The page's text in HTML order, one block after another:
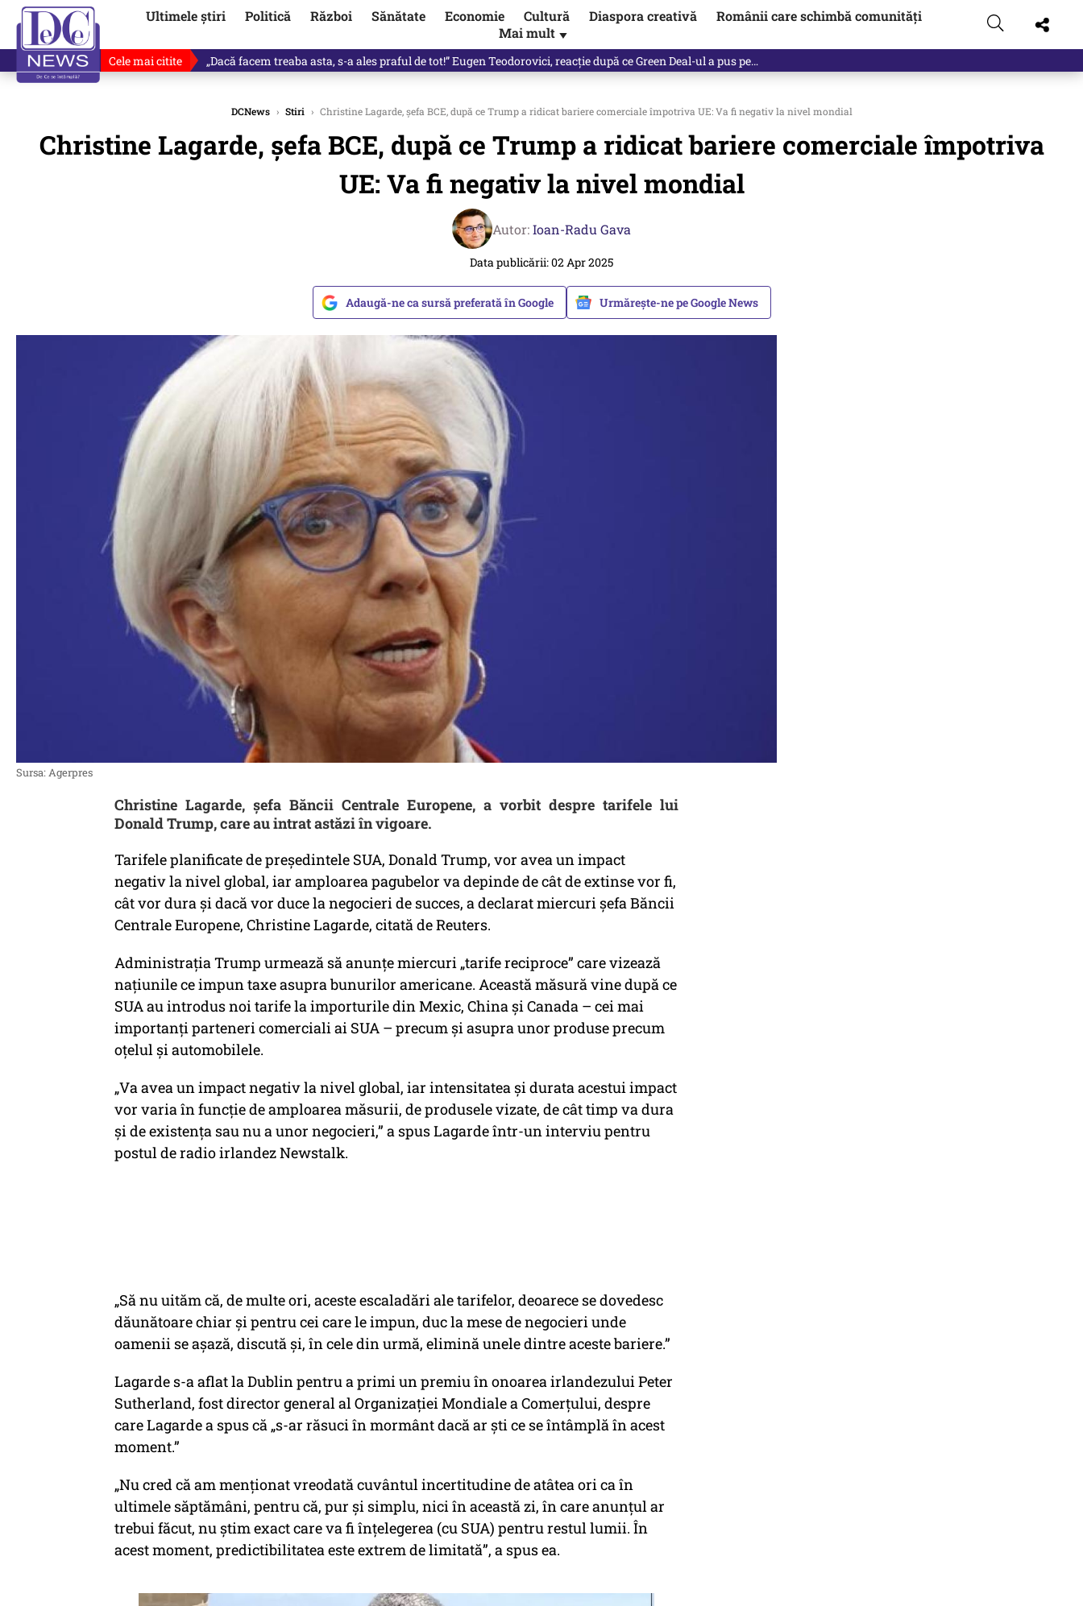
Ultimele știri Politică Război Sănătate Economie Cultură Diaspora creativă
Românii care schimbă comunități
Mai mult ▼
Cele mai citite Victor Ponta, anunț despre noul partid și viitorul său politic / video
DCNews › Stiri › Christine Lagarde, șefa BCE, după ce Trump a ridicat bariere comerciale împotriva UE: Va fi negativ la nivel mondial
Christine Lagarde, șefa BCE, după ce Trump a ridicat bariere comerciale împotriva
UE: Va fi negativ la nivel mondial
Autor:Ioan-Radu Gava
Data publicării: 02 Apr 2025
Adaugă-ne ca sursă preferată în Google Urmărește-ne pe Google News
Sursa: Agerpres
Christine Lagarde, șefa Băncii Centrale Europene, a vorbit despre tarifele lui
Donald Trump, care au intrat astăzi în vigoare.
Tarifele planificate de președintele SUA, Donald Trump, vor avea un impact
negativ la nivel global, iar amploarea pagubelor va depinde de cât de extinse vor fi,
cât vor dura și dacă vor duce la negocieri de succes, a declarat miercuri șefa Băncii
Centrale Europene, Christine Lagarde, citată de Reuters.
Administrația Trump urmează să anunțe miercuri „tarife reciproce” care vizează
națiunile ce impun taxe asupra bunurilor americane. Această măsură vine după ce
SUA au introdus noi tarife la importurile din Mexic, China și Canada – cei mai
importanți parteneri comerciali ai SUA – precum și asupra unor produse precum
oțelul și automobilele.
„Va avea un impact negativ la nivel global, iar intensitatea și durata acestui impact
vor varia în funcție de amploarea măsurii, de produsele vizate, de cât timp va dura
și de existența sau nu a unor negocieri,” a spus Lagarde într-un interviu pentru
postul de radio irlandez Newstalk.
„Să nu uităm că, de multe ori, aceste escaladări ale tarifelor, deoarece se dovedesc
dăunătoare chiar și pentru cei care le impun, duc la mese de negocieri unde
oamenii se așază, discută și, în cele din urmă, elimină unele dintre aceste bariere.”
Lagarde s-a aflat la Dublin pentru a primi un premiu în onoarea irlandezului Peter
Sutherland, fost director general al Organizației Mondiale a Comerțului, despre
care Lagarde a spus că „s-ar răsuci în mormânt dacă ar ști ce se întâmplă în acest
moment.”
„Nu cred că am menționat vreodată cuvântul incertitudine de atâtea ori ca în
ultimele săptămâni, pentru că, pur și simplu, nici în această zi, în care anunțul ar
trebui făcut, nu știm exact care va fi înțelegerea (cu SUA) pentru restul lumii. În
acest moment, predictibilitatea este extrem de limitată”, a spus ea.